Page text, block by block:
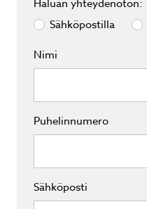
Haluan yhteydenoton:
Sähköpostilla
Nimi
Puhelinnumero
Sähköposti